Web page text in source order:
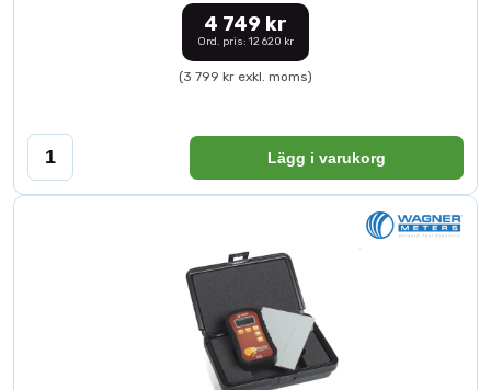
4 749 kr
Ord. pris: 12 620 kr
(3 799 kr exkl. moms)
Lägg i varukorg